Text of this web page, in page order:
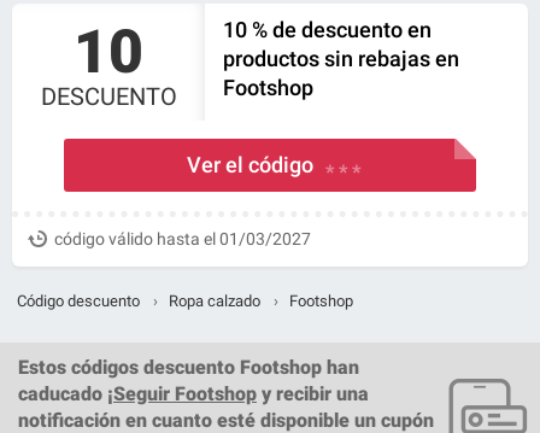
10
DESCUENTO
10 % de descuento en
productos sin rebajas en
Footshop
Ver el código * * *
código válido hasta el 01/03/2027
Código descuento › Ropa calzado › Footshop
Estos códigos descuento Footshop han
caducado ¡Seguir Footshop y recibir una
notificación en cuanto esté disponible un cupón